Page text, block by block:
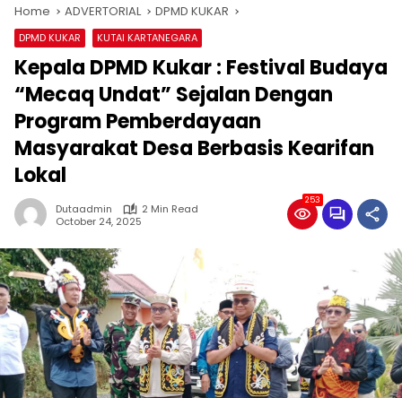
Home ADVERTORIAL DPMD KUKAR
DPMD KUKAR KUTAI KARTANEGARA
Kepala DPMD Kukar : Festival Budaya
“Mecaq Undat” Sejalan Dengan
Program Pemberdayaan
Masyarakat Desa Berbasis Kearifan
Lokal
Dutaadmin
2 Min Read
October 24, 2025
253